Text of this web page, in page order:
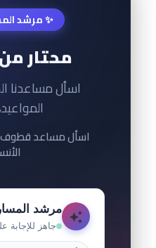
✨ مرشد
محتار
اسأل مساعدنا
اسأل مساعد قطوف
مرشد
جاهز للإجابة